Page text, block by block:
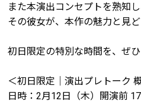
また本演出コンセプトを熟知
その彼女が、本作の魅力と見
初日限定の特別な時間を、ぜひ
＜初日限定｜演出プレトーク
日時：2月12日（木）開演前